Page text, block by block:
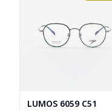
LUMOS 6059 C51